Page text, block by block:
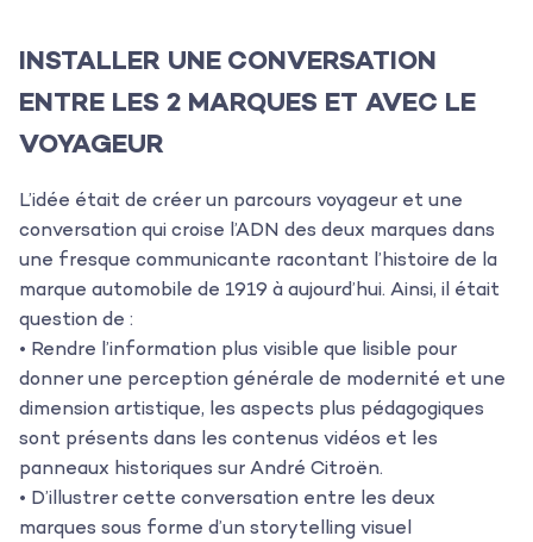
INSTALLER UNE CONVERSATION
ENTRE LES 2 MARQUES ET AVEC LE
VOYAGEUR
L’idée était de créer un parcours voyageur et une
conversation qui croise l’ADN des deux marques dans
une fresque communicante racontant l’histoire de la
marque automobile de 1919 à aujourd’hui. Ainsi, il était
question de :
• Rendre l’information plus visible que lisible pour
donner une perception générale de modernité et une
dimension artistique, les aspects plus pédagogiques
sont présents dans les contenus vidéos et les
panneaux historiques sur André Citroën.
• D’illustrer cette conversation entre les deux
marques sous forme d’un storytelling visuel